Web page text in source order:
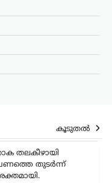
കൂടുതൽ
മാപ്പ്
ഓഗസ്റ്റ്‌ 5, 2026
ലോക്‌സഭ
രാഹുൽ ഗാന്ധി.
ചെയ്യുന്ന